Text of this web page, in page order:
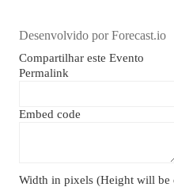
Desenvolvido por Forecast.io
Compartilhar este Evento
Permalink
Embed code
Width in pixels (Height will be